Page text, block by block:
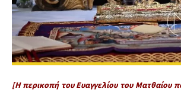
[Η περικοπή του Ευαγγελίου του Ματθαίου